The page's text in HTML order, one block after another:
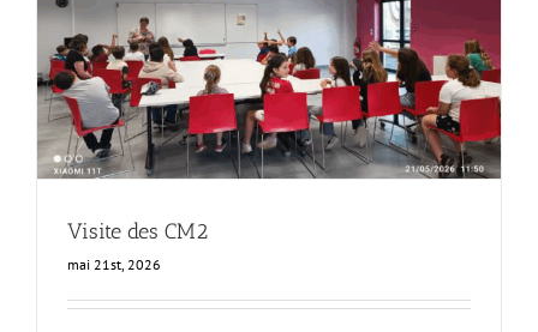
Visite des CM2
mai 21st, 2026